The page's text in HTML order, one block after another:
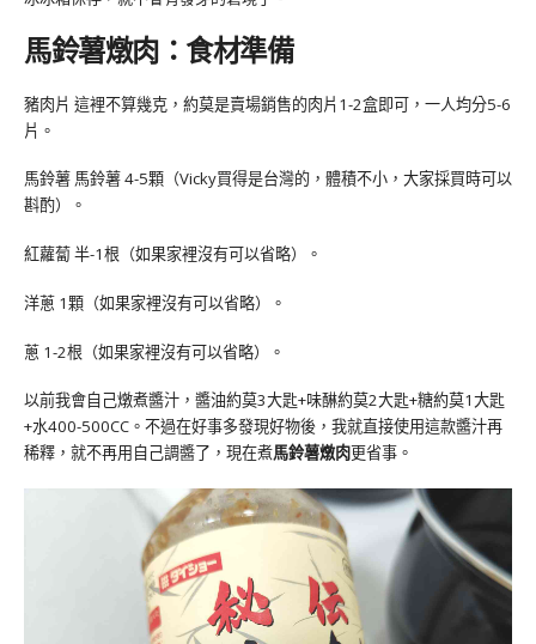
馬鈴薯燉肉：食材準備
豬肉片 這裡不算幾克 ，約莫是賣場銷售的肉片1-2盒即可，一人均分5-6
片。
馬鈴薯 馬鈴薯 4-5顆 （Vicky買得是台灣的，體積不小，大家採買時可以
斟酌）。
紅蘿蔔 半-1根 （如果家裡沒有可以省略）。
洋蔥 1顆 （如果家裡沒有可以省略）。
蔥 1-2根 （如果家裡沒有可以省略）。
以前我會自己燉煮醬汁 ， 醬油約莫3大匙+味醂約莫2大匙+糖約莫1大匙
+水400-500CC 。 不過在好事多發現好物後 ，我就直接使用這款醬汁再
稀釋 ，就不再用自己調醬了，現在煮馬鈴薯燉肉更省事。